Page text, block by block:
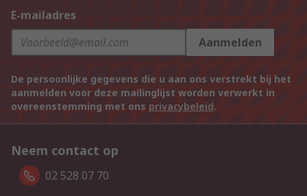
E-mailadres
Aanmelden
De persoonlijke gegevens die u aan ons verstrekt bij het
aanmelden voor deze mailinglijst worden verwerkt in
overeenstemming met ons privacybeleid.
Neem contact op
02 528 07 70